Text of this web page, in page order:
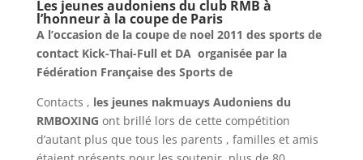
Les jeunes audoniens du club RMB à
l’honneur à la coupe de Paris
A l’occasion de la coupe de noel 2011 des sports de
contact Kick-Thai-Full et DA organisée par la
Fédération Française des Sports de
Contacts , les jeunes nakmuays Audoniens du
RMBOXING ont brillé lors de cette compétition
d’autant plus que tous les parents , familles et amis